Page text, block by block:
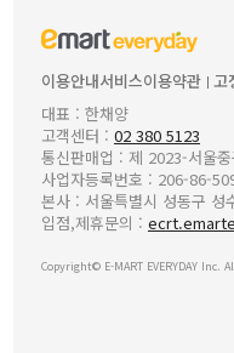
이용안내서비스이용약관 고
대표 : 한채양
고객센터 : 02 380 5123
통신판매업 : 제 2023-서울
사업자등록번호 : 206-86-
본사 : 서울특별시 성동구
입점,제휴문의 :
Copyright© E-MART EVERYDAY Inc.